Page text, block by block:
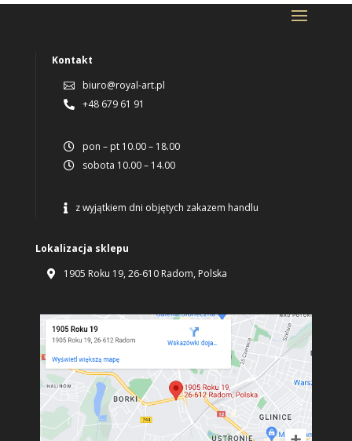
Kontakt
 biuro@royal-art.pl
 +48 679 61 91
 pon – pt 10.00 – 18.00
 sobota 10.00 – 14.00
 z wyjątkiem dni objętych zakazem handlu
Lokalizacja sklepu
 1905 Roku 19, 26-610 Radom, Polska